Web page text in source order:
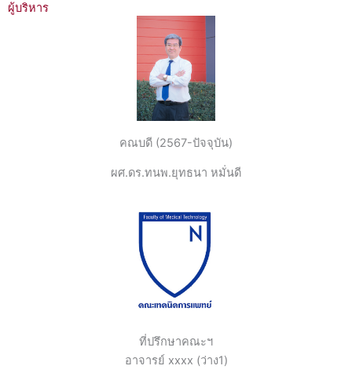
ผู้บริหาร
คณบดี (2567-ปัจจุบัน)
ผศ.ดร.ทนพ.ยุทธนา หมั่นดี
ที่ปรึกษาคณะฯ
อาจารย์ xxxx (ว่าง1)